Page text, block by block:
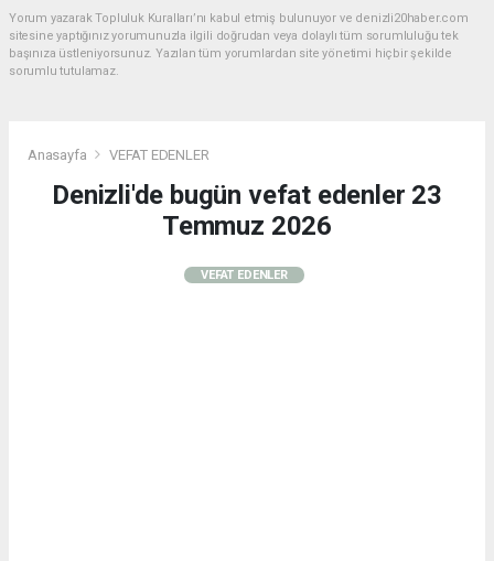
Yorum yazarak Topluluk Kuralları’nı kabul etmiş bulunuyor ve denizli20haber.com
sitesine yaptığınız yorumunuzla ilgili doğrudan veya dolaylı tüm sorumluluğu tek
başınıza üstleniyorsunuz. Yazılan tüm yorumlardan site yönetimi hiçbir şekilde
sorumlu tutulamaz.
Anasayfa VEFAT EDENLER
Denizli'de bugün vefat edenler 23
Temmuz 2026
VEFAT EDENLER